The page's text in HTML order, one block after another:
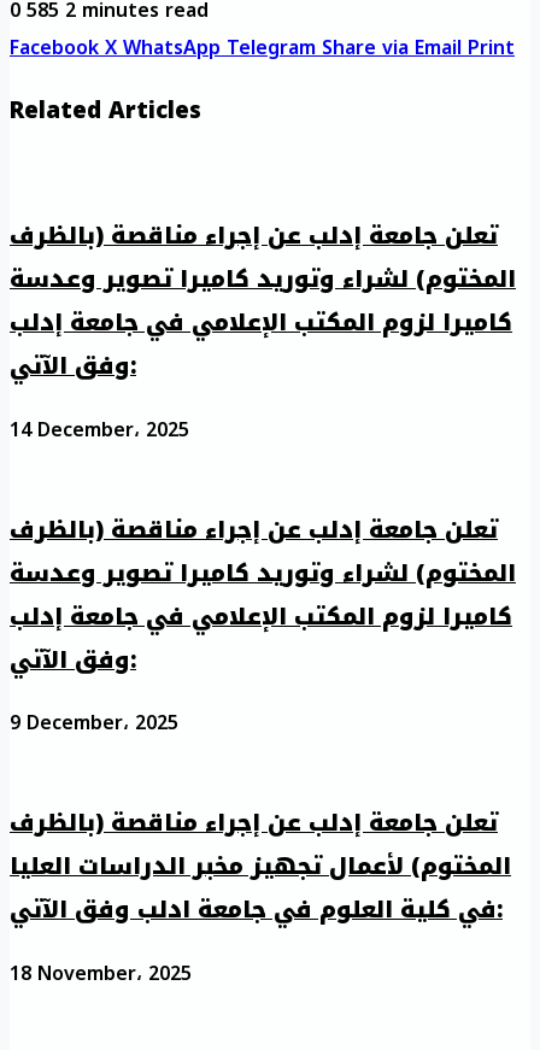
0585 2 minutes read
FacebookXWhatsAppTelegramShare via EmailPrint
Related Articles
تعلن جامعة إدلب عن إجراء مناقصة (بالظرف
المختوم) لشراء وتوريد كاميرا تصوير وعدسة
كاميرا لزوم المكتب الإعلامي في جامعة إدلب
وفق الآتي:
14 December، 2025
تعلن جامعة إدلب عن إجراء مناقصة (بالظرف
المختوم) لشراء وتوريد كاميرا تصوير وعدسة
كاميرا لزوم المكتب الإعلامي في جامعة إدلب
وفق الآتي:
9 December، 2025
تعلن جامعة إدلب عن إجراء مناقصة (بالظرف
المختوم) لأعمال تجهيز مخبر الدراسات العليا
في كلية العلوم في جامعة ادلب وفق الآتي:
18 November، 2025